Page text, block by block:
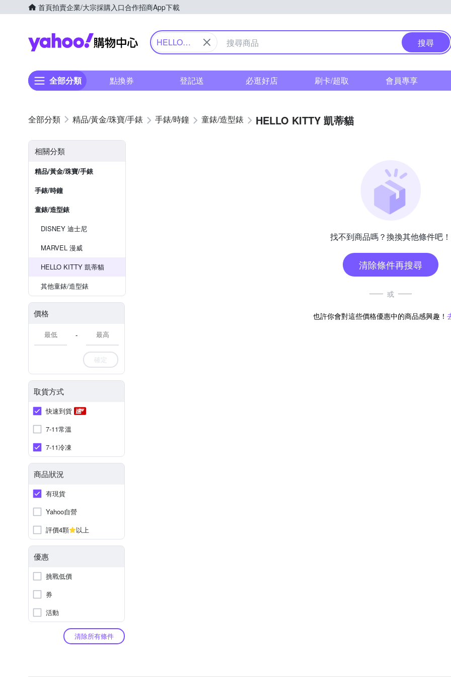
首頁拍賣企業/大宗採購入口合作招商App下載
Yahoo購物中心
HELLO
搜尋
全部分類 點換券 登記送 必逛好店 刷卡/超取 會員專享
精品/黃金/珠寶/手錶 手錶/時鐘 童錶/造型錶 HELLO KITTY 凱蒂貓
相關分類
精品/黃金/珠寶/手錶
手錶/時鐘
童錶/造型錶
DISNEY 迪士尼
MARVEL 漫威
HELLO KITTY 凱蒂貓
其他童錶/造型錶
價格
-
確定
取貨方式
快速到貨
7-11常溫
7-11冷凍
商品狀況
有現貨
Yahoo自營
評價4顆
以上
優惠
挑戰低價
券
活動
清除所有條件
找不到商品嗎？換換其他條件吧！
清除條件再搜尋
或
也許你會對這些價格優惠中的商品感興趣！